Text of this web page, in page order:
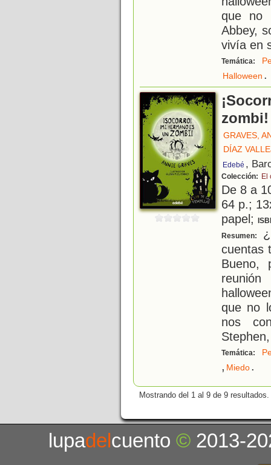
que no
Abbey,
vivía en
Temática:
Halloween .
zombi!
GRAVES,
DÍAZ
Edebé ,
Colección: El
De 8 a
64 p.;
papel;
Resumen:
cuentas
Bueno,
que no
nos
Temática:
, Miedo.
Mostrando del 1 al 9 de 9 resultados.
lupadelcuento© 2013-